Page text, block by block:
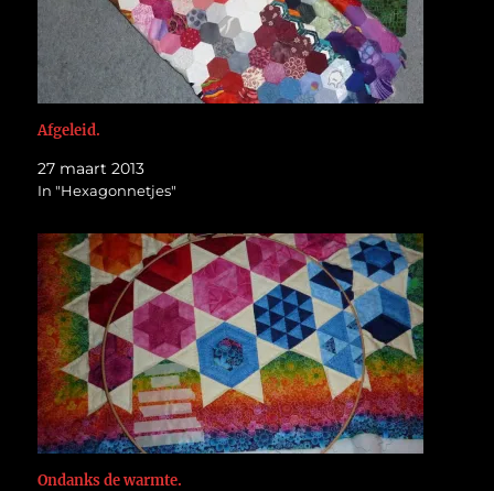
Afgeleid.
27 maart 2013
In "Hexagonnetjes"
Ondanks de warmte.